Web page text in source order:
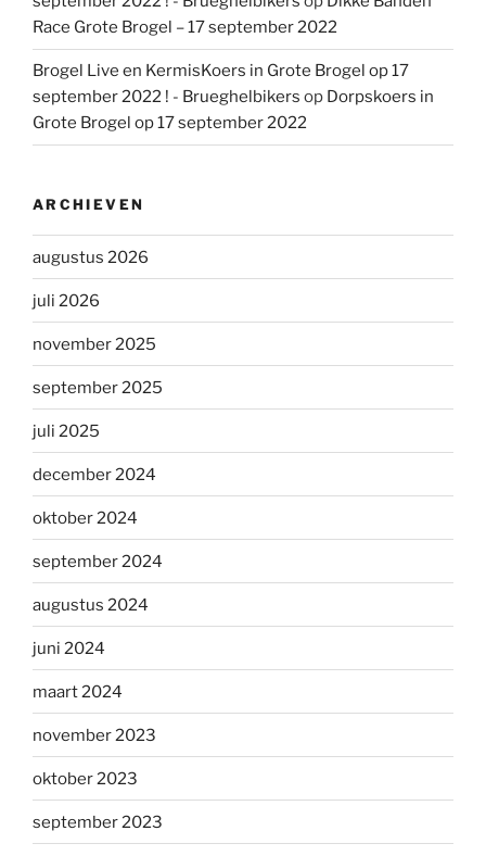
Race Grote Brogel – 17 september 2022
Brogel Live en KermisKoers in Grote Brogel op 17
september 2022 ! - Brueghelbikers op Dorpskoers in
Grote Brogel op 17 september 2022
ARCHIEVEN
augustus 2026
juli 2026
november 2025
september 2025
juli 2025
december 2024
oktober 2024
september 2024
augustus 2024
juni 2024
maart 2024
november 2023
oktober 2023
september 2023